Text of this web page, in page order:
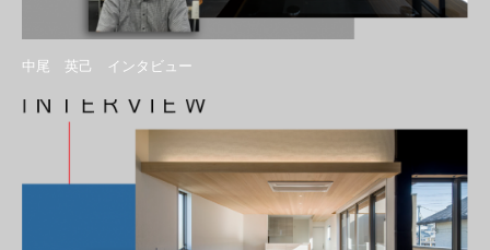
中尾 英己 インタビュー